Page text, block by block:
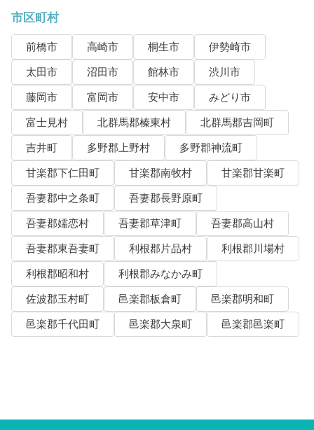
市区町村
前橋市 高崎市 桐生市
伊勢崎市
太田市
沼田市 館林市
渋川市
藤岡市
富岡市 安中市
みどり市
富士見村
北群馬郡榛東村
北群馬郡吉岡町
吉井町
多野郡上野村
多野郡神流町
甘楽郡下仁田町
甘楽郡南牧村
甘楽郡甘楽町
吾妻郡中之条町
吾妻郡長野原町
吾妻郡嬬恋村
吾妻郡草津町
吾妻郡高山村
吾妻郡東吾妻町
利根郡片品村
利根郡川場村
利根郡昭和村
利根郡みなかみ町
佐波郡玉村町
邑楽郡板倉町
邑楽郡明和町
邑楽郡千代田町
邑楽郡大泉町 邑楽郡邑楽町